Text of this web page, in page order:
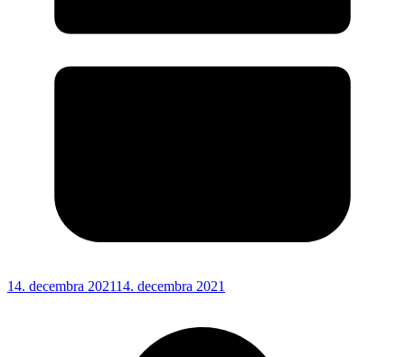
14. decembra 202114. decembra 2021